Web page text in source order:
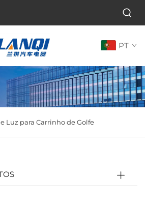
PT
Luz para Carrinho de Golfe